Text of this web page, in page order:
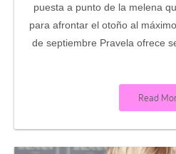
puesta a punto de la melena
para afrontar el otoño al
de septiembre Pravela ofrece
Read